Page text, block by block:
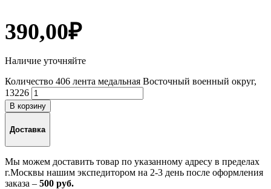
390,00₽
Наличие уточняйте
Количество 406 лента медальная Восточный военный округ,
13226
В корзину
Доставка
Мы можем доставить товар по указанному адресу в пределах
г.Москвы нашим экспедитором на 2-3 день после оформления
заказа – 500 руб.